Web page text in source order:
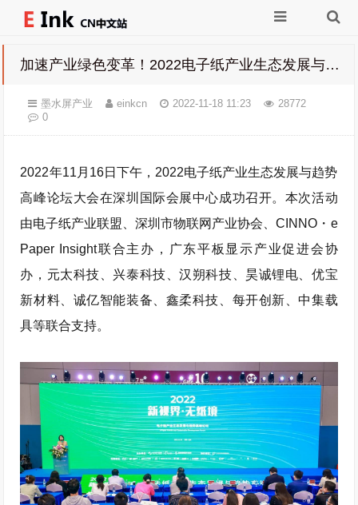
加速产业绿色变革！2022电子纸产业生态发展与趋势高峰论坛成功召开
墨水屏产业 einkcn 2022-11-18 11:23
28772
0
2022年11月16日下午，2022电子纸产业生态发展与趋势
高峰论坛大会在深圳国际会展中心成功召开。本次活动
由电子纸产业联盟、深圳市物联网产业协会、CINNO・e
Paper Insight联合主办，广东平板显示产业促进会协
办，元太科技、兴泰科技、汉朔科技、昊诚锂电、优宝
新材料、诚亿智能装备、鑫柔科技、每开创新、中集载
具等联合支持。